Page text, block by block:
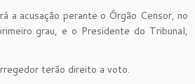
a acusação perante o Órgão Censor, no
grau, e o Presidente do Tribunal,
terão direito a voto.